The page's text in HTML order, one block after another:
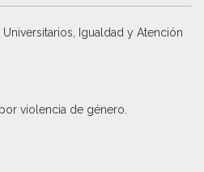
Igualdad y Atención
violencia de género